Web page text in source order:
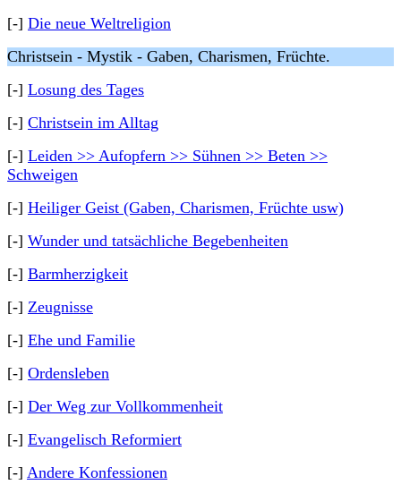
[-] Die neue Weltreligion
Christsein - Mystik - Gaben, Charismen, Früchte.
[-] Losung des Tages
[-] Christsein im Alltag
[-] Leiden >> Aufopfern >> Sühnen >> Beten >>
Schweigen
[-] Heiliger Geist (Gaben, Charismen, Früchte usw)
[-] Wunder und tatsächliche Begebenheiten
[-] Barmherzigkeit
[-] Zeugnisse
[-] Ehe und Familie
[-] Ordensleben
[-] Der Weg zur Vollkommenheit
[-] Evangelisch Reformiert
[-] Andere Konfessionen